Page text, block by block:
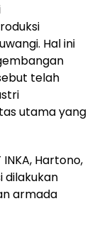
Hal ini
telah
utama yang
Hartono,
dilakukan
armada